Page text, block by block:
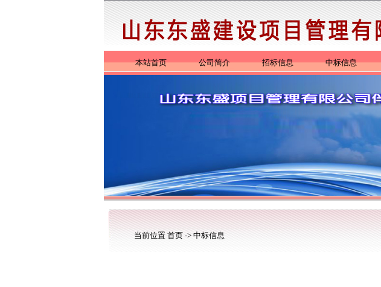
本站首页 公司简介 招标信息 中标信息
当前位置 首页 -> 中标信息